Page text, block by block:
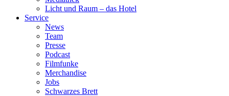
Licht und Raum – das Hotel
Ser­vice
News
Team
Pres­se
Pod­cast
Film­fun­ke
Mer­chan­di­se
Jobs
Schwar­zes Brett